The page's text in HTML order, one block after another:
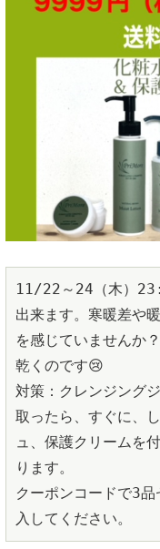
11/22～24（木）
出来ます。寒暖差や
を感じていませんか
乾くのです😢
対策：クレンジング
取ったら、すぐに、
ュ、保護クリームを
ります。
クーポンコードで3
入してください。